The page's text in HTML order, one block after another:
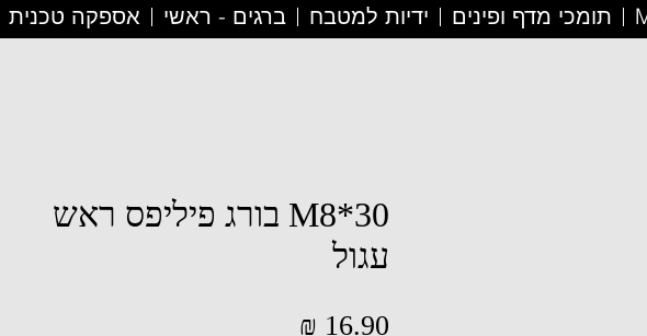
אספקה טכנית ברגים - ראשי ידיות למטבח תומכי מדף ופינים
M8*30 בורג פיליפס ראש
עגול